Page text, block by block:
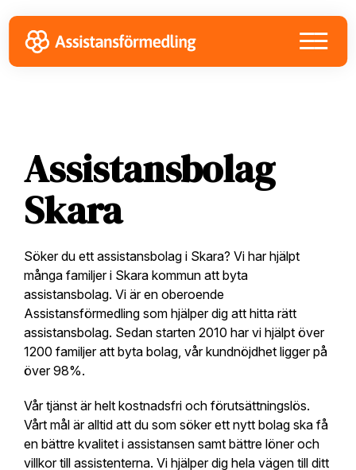
to
primary
navigation
to
main
content
to
footer
Assistansbolag
Skara
Söker du ett assistansbolag i Skara? Vi har hjälpt
många familjer i Skara kommun att byta
assistansbolag. Vi är en oberoende
Assistansförmedling som hjälper dig att hitta rätt
assistansbolag. Sedan starten 2010 har vi hjälpt över
1200 familjer att byta bolag, vår kundnöjdhet ligger på
över 98%.
Vår tjänst är helt kostnadsfri och förutsättningslös.
Vårt mål är alltid att du som söker ett nytt bolag ska få
en bättre kvalitet i assistansen samt bättre löner och
villkor till assistenterna. Vi hjälper dig hela vägen till ditt